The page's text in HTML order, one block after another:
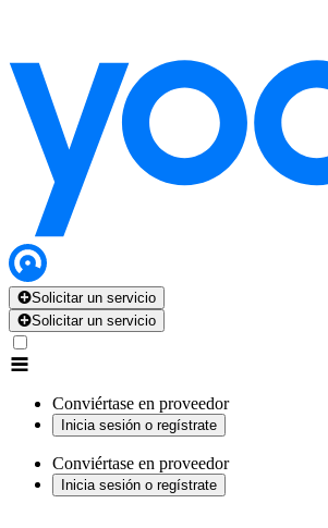
Solicitar un servicio
Solicitar un servicio
Conviértase en proveedor
Inicia sesión o regístrate
Conviértase en proveedor
Inicia sesión o regístrate